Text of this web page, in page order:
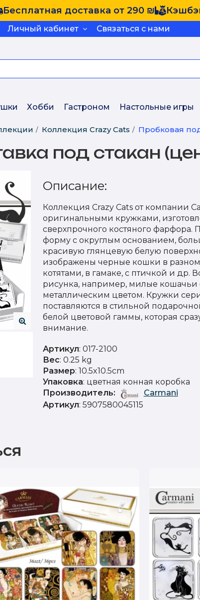
Бесплатная доставка от 290 ₪
Личный кабинет Связаться с нами
Хобби Гастроном Настольные игры
Коллекция Crazy Cats Пробковая
под стакан
Описание:
Коллекция Crazy Cats от компании
оригинальными кружками,
сверхпрочного костяного фарфора.
форму с округлым основанием,
красивую глянцевую белую
изображены черные кошки в
котятами, в гамаке, с птичкой и др.
рисунка, например, милые
металлическим цветом. Кружки
поставляются в стильной
белой цветовой гаммы, которая
внимание.
Артикул: 017-2100
Вес: 0.25 kg
Размер: 10.5x10.5cm
Упаковка: цветная конная коробка
Производитель:
Carmani
Артикул: 5907580045115